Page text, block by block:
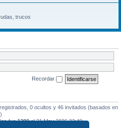
trucos
Recordar
0 ocultos y 46 invitados (basados en
fue1299el 31 May 2026 22:40